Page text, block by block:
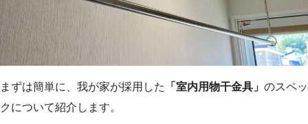
まずは簡単に、我が家が採用した 「室内用物干金具」 のスペッ
クについて紹介します。